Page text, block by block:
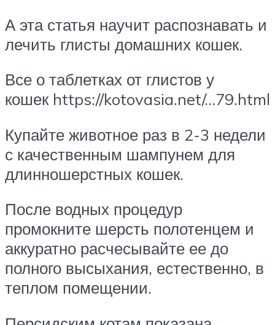
А эта статья научит распознавать и
лечить глисты домашних кошек.
Все о таблетках от глистов у
кошек https://kotovasia.net/…79.html
Купайте животное раз в 2-3 недели
с качественным шампунем для
длинношерстных кошек.
После водных процедур
промокните шерсть полотенцем и
аккуратно расчесывайте ее до
полного высыхания, естественно, в
теплом помещении.